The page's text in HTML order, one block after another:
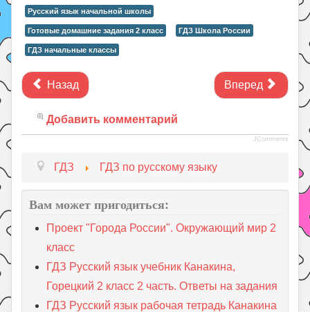
Русский язык начальной школы
Готовые домашние задания 2 класс ГДЗ Школа России
ГДЗ начальные классы
Назад Вперед
Добавить комментарий
JComments
ГДЗ ГДЗ по русскому языку
Вам может пригодиться:
Проект "Города России". Окружающий мир 2
класс
ГДЗ Русский язык учебник Канакина,
Горецкий 2 класс 2 часть. Ответы на задания
ГДЗ Русский язык рабочая тетрадь Канакина